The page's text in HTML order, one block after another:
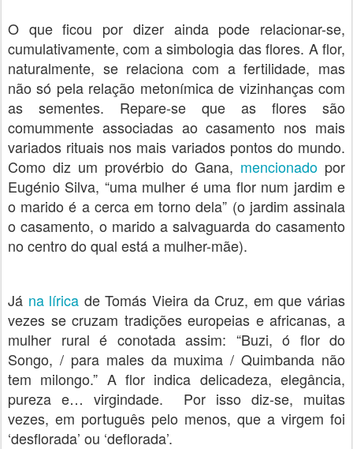
O que ficou por dizer ainda pode relacionar-se,
cumulativamente, com a simbologia das flores. A flor,
naturalmente, se relaciona com a fertilidade, mas
não só pela relação metonímica de vizinhanças com
as sementes. Repare-se que as flores são
comummente associadas ao casamento nos mais
variados rituais nos mais variados pontos do mundo.
Como diz um provérbio do Gana, mencionadopor
Eugénio Silva, “uma mulher é uma flor num jardim e
o marido é a cerca em torno dela” (o jardim assinala
o casamento, o marido a salvaguarda do casamento
no centro do qual está a mulher-mãe).
Já na lírica de Tomás Vieira da Cruz, em que várias
vezes se cruzam tradições europeias e africanas, a
mulher rural é conotada assim: “Buzi, ó flor do
Songo, / para males da muxima / Quimbanda não
tem milongo.” A flor indica delicadeza, elegância,
pureza e… virgindade. Por isso diz-se, muitas
vezes, em português pelo menos, que a virgem foi
‘desflorada’ ou ‘deflorada’.